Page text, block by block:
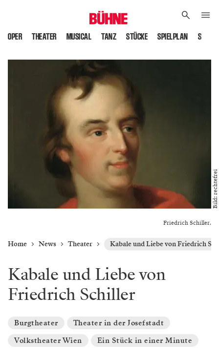
OPER THEATER MUSICAL TANZ STÜCKE SPIELPLAN
Friedrich Schiller.
Bild: rechtefrei
Home News Theater Kabale und Liebe von Friedrich
Kabale und Liebe von
Friedrich Schiller
Burgtheater
Theater in der Josefstadt
Volkstheater Wien
Ein Stück in einer Minute